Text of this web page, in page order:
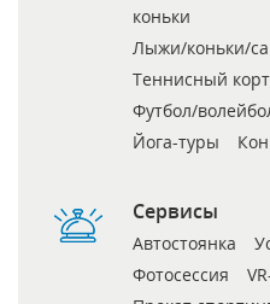
коньки
Лыжи/коньки/
Теннисный корт
Футбол/
Йога-туры
Сервисы
Автостоянка
Фотосессия